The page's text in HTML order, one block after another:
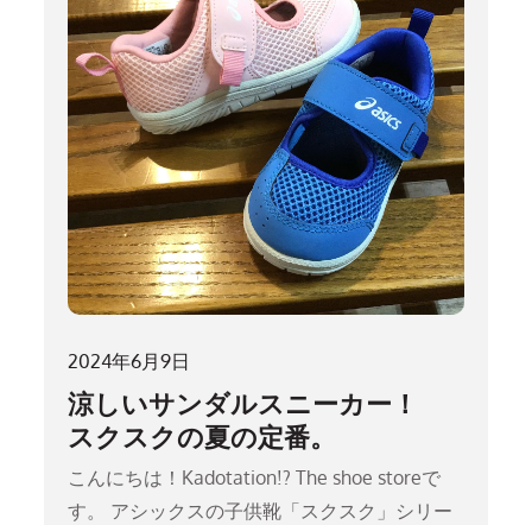
2024年6月9日
涼しいサンダルスニーカー！
スクスクの夏の定番。
こんにちは！Kadotation!? The shoe storeで
す。 アシックスの子供靴「スクスク」シリー